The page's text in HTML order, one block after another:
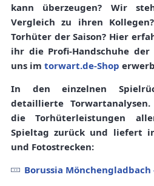
kann überzeugen? Wir
Vergleich zu ihren
Torhüter der Saison? Hier
ihr die Profi-Handschuhe der
uns im torwart.de-Shop
In den einzelnen
detaillierte Torwartanalysen.
die Torhüterleistungen
Spieltag zurück und liefert
und Fotostrecken:
Borussia Mönchengladbach